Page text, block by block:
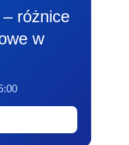
– różnice
w